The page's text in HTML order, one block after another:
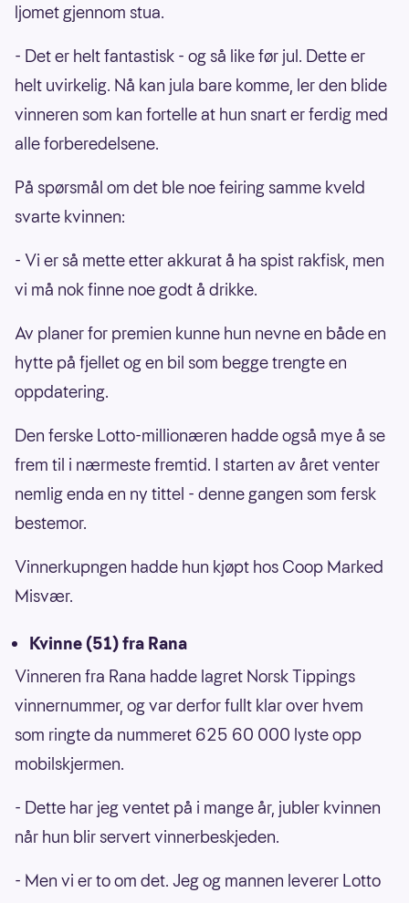
ljomet gjennom stua.
- Det er helt fantastisk - og så like før jul. Dette er
helt uvirkelig. Nå kan jula bare komme, ler den blide
vinneren som kan fortelle at hun snart er ferdig med
alle forberedelsene.
På spørsmål om det ble noe feiring samme kveld
svarte kvinnen:
- Vi er så mette etter akkurat å ha spist rakfisk, men
vi må nok finne noe godt å drikke.
Av planer for premien kunne hun nevne en både en
hytte på fjellet og en bil som begge trengte en
oppdatering.
Den ferske Lotto-millionæren hadde også mye å se
frem til i nærmeste fremtid. I starten av året venter
nemlig enda en ny tittel - denne gangen som fersk
bestemor.
Vinnerkupngen hadde hun kjøpt hos Coop Marked
Misvær.
Kvinne (51) fra Rana
Vinneren fra Rana hadde lagret Norsk Tippings
vinnernummer, og var derfor fullt klar over hvem
som ringte da nummeret 625 60 000 lyste opp
mobilskjermen.
- Dette har jeg ventet på i mange år, jubler kvinnen
når hun blir servert vinnerbeskjeden.
- Men vi er to om det. Jeg og mannen leverer Lotto